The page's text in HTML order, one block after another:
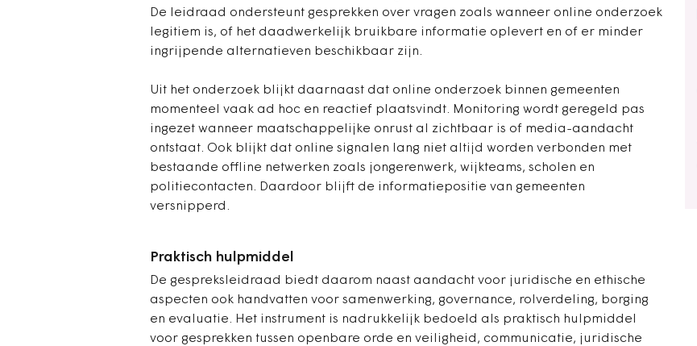
De leidraad ondersteunt gesprekken over vragen zoals wanneer online onderzoek
legitiem is, of het daadwerkelijk bruikbare informatie oplevert en of er minder
ingrijpende alternatieven beschikbaar zijn.
Uit het onderzoek blijkt daarnaast dat online onderzoek binnen gemeenten
momenteel vaak ad hoc en reactief plaatsvindt. Monitoring wordt geregeld pas
ingezet wanneer maatschappelijke onrust al zichtbaar is of media-aandacht
ontstaat. Ook blijkt dat online signalen lang niet altijd worden verbonden met
bestaande offline netwerken zoals jongerenwerk, wijkteams, scholen en
politiecontacten. Daardoor blijft de informatiepositie van gemeenten
versnipperd.
Praktisch hulpmiddel
De gespreksleidraad biedt daarom naast aandacht voor juridische en ethische
aspecten ook handvatten voor samenwerking, governance, rolverdeling, borging
en evaluatie. Het instrument is nadrukkelijk bedoeld als praktisch hulpmiddel
voor gesprekken tussen openbare orde en veiligheid, communicatie, juridische